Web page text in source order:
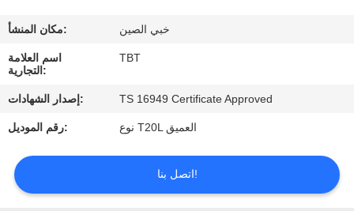
الجودة
اتصل
بنا
أخبار
مكان المنشأ: خبي الصين
اسم العلامة
التجارية:
TBT
إصدار الشهادات: TS 16949 Certificate Approved
رقم الموديل: نوع T20L العميق
اتصل بنا!